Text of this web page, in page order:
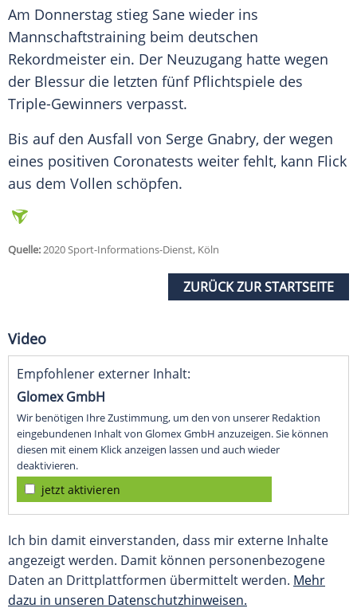
Am Donnerstag stieg Sane wieder ins
Mannschaftstraining beim deutschen
Rekordmeister ein. Der Neuzugang hatte wegen
der Blessur die letzten fünf Pflichtspiele des
Triple-Gewinners verpasst.
Bis auf den Ausfall von Serge Gnabry, der wegen
eines positiven Coronatests weiter fehlt, kann Flick
aus dem Vollen schöpfen.
Quelle:2020 Sport-Informations-Dienst, Köln
ZURÜCK ZUR STARTSEITE
Video
Empfohlener externer Inhalt:
Glomex GmbH
Wir benötigen Ihre Zustimmung, um den von unserer Redaktion
eingebundenen Inhalt von Glomex GmbH anzuzeigen. Sie können
diesen mit einem Klick anzeigen lassen und auch wieder
deaktivieren.
jetzt aktivieren
Ich bin damit einverstanden, dass mir externe Inhalte
angezeigt werden. Damit können personenbezogene
Daten an Drittplattformen übermittelt werden. Mehr
dazu in unseren Datenschutzhinweisen.